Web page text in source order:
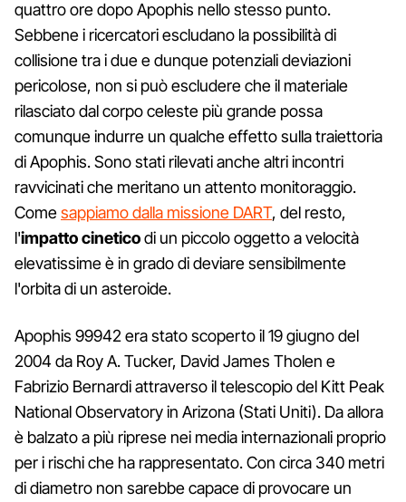
quattro ore dopo Apophis nello stesso punto.
Sebbene i ricercatori escludano la possibilità di
collisione tra i due e dunque potenziali deviazioni
pericolose, non si può escludere che il materiale
rilasciato dal corpo celeste più grande possa
comunque indurre un qualche effetto sulla traiettoria
di Apophis. Sono stati rilevati anche altri incontri
ravvicinati che meritano un attento monitoraggio.
Comesappiamo dalla missione DART, del resto,
l'impatto cineticodi un piccolo oggetto a velocità
elevatissime è in grado di deviare sensibilmente
l'orbita di un asteroide.
Apophis 99942 era stato scoperto il 19 giugno del
2004 da Roy A. Tucker, David James Tholen e
Fabrizio Bernardi attraverso il telescopio del Kitt Peak
National Observatory in Arizona (Stati Uniti). Da allora
è balzato a più riprese nei media internazionali proprio
per i rischi che ha rappresentato. Con circa 340 metri
di diametro non sarebbe capace di provocare un